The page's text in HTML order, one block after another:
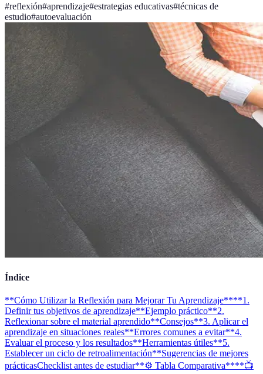
#reflexión#aprendizaje#estrategias educativas#técnicas de
estudio#autoevaluación
Índice
**Cómo Utilizar la Reflexión para Mejorar Tu Aprendizaje****1.
Definir tus objetivos de aprendizaje**Ejemplo práctico**2.
Reflexionar sobre el material aprendido**Consejos**3. Aplicar el
aprendizaje en situaciones reales**Errores comunes a evitar**4.
Evaluar el proceso y los resultados**Herramientas útiles**5.
Establecer un ciclo de retroalimentación**Sugerencias de mejores
prácticasChecklist antes de estudiar**⚙️ Tabla Comparativa****📺